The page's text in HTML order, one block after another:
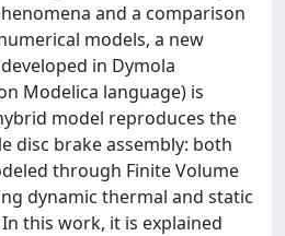
and a comparison
models, a new
in Dymola
Modelica language) is
model reproduces the
disc brake assembly: both
through Finite Volume
dynamic thermal and static
this work, it is explained